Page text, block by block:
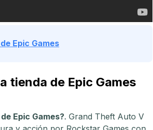
Epic Games
tienda de Epic Games
Epic Games?. Grand Theft Auto V